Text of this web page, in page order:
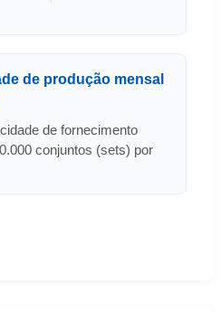
de produção mensal
de fornecimento
conjuntos (sets) por